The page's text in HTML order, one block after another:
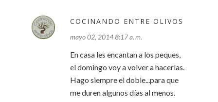
COCINANDO ENTRE OLIVOS
mayo 02, 2014 8:17 a. m.
En casa les encantan a los peques,
el domingo voy a volver a hacerlas.
Hago siempre el doble...para que
me duren algunos días al menos.